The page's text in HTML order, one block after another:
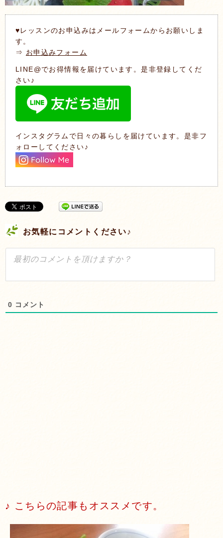
♥レッスンのお申込みはメールフォームからお願いしま
す。
⇒ お申込みフォーム
LINE@でお得情報を届けています。是非登録してくだ
さい♪
インスタグラムで日々の暮らしを届けています。是非フ
ォローしてください♪
お気軽にコメントください♪
0 コメント
♪ こちらの記事もオススメです。